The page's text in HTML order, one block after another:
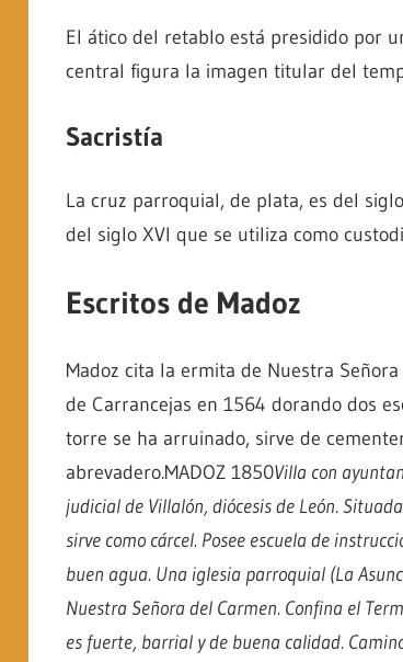
El ático del retablo está presidido por
central figura la imagen titular del
Sacristía
La cruz parroquial, de plata, es del
del siglo XVI que se utiliza como
Escritos de Madoz
Madoz cita la ermita de Nuestra
de Carrancejas en 1564 dorando dos
torre se ha arruinado, sirve de
abrevadero.MADOZ 1850Villa con
judicial de Villalón, diócesis de León.
sirve como cárcel. Posee escuela de
buen agua. Una iglesia parroquial (La
Nuestra Señora del Carmen. Confina el
es fuerte, barrial y de buena calidad.